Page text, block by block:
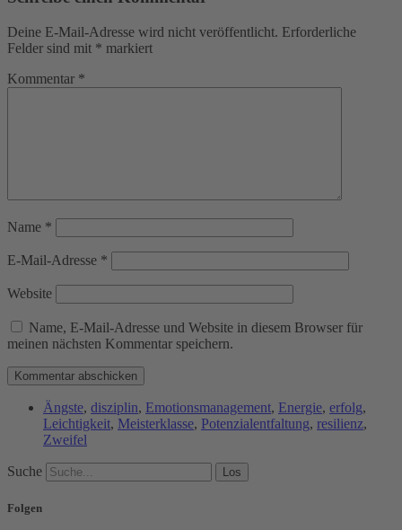
Deine E-Mail-Adresse wird nicht veröffentlicht. Erforderliche
Felder sind mit * markiert
Kommentar *
Name *
E-Mail-Adresse *
Website
Name, E-Mail-Adresse und Website in diesem Browser für
meinen nächsten Kommentar speichern.
Ängste, disziplin, Emotionsmanagement, Energie, erfolg,
Leichtigkeit, Meisterklasse, Potenzialentfaltung, resilienz,
Zweifel
Suche Los
Folgen